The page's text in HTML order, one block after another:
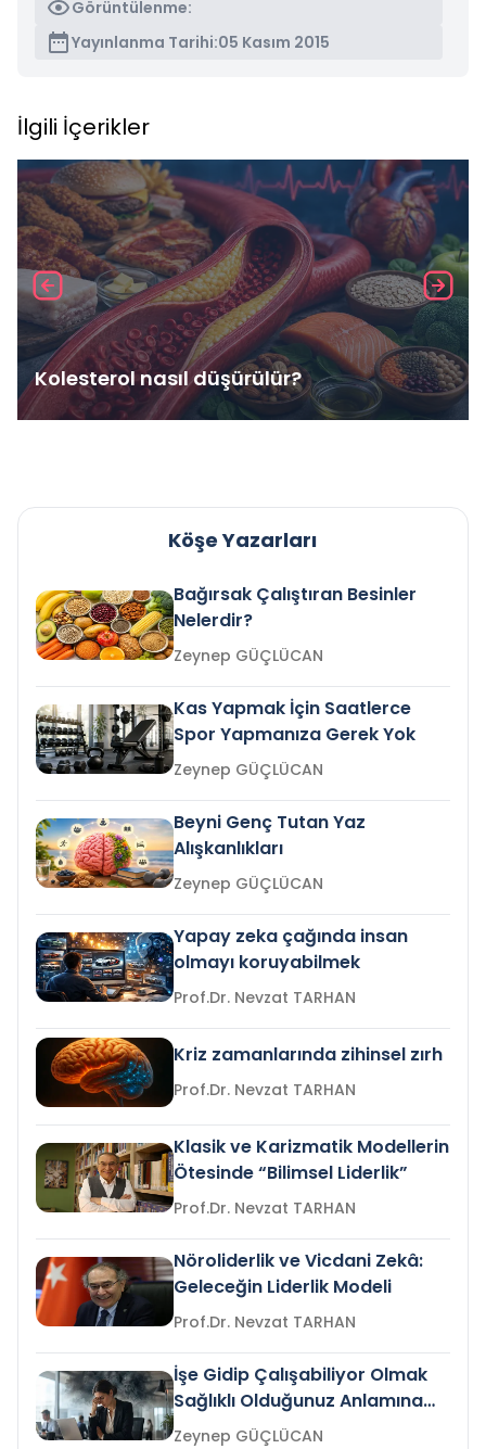
Görüntülenme:
Yayınlanma Tarihi:05 Kasım 2015
İlgili İçerikler
Kolesterol nasıl düşürülür?
Köşe Yazarları
Bağırsak Çalıştıran Besinler
Nelerdir?
Zeynep GÜÇLÜCAN
Kas Yapmak İçin Saatlerce
Spor Yapmanıza Gerek Yok
Zeynep GÜÇLÜCAN
Beyni Genç Tutan Yaz
Alışkanlıkları
Zeynep GÜÇLÜCAN
Yapay zeka çağında insan
olmayı koruyabilmek
Prof.Dr. Nevzat TARHAN
Kriz zamanlarında zihinsel zırh
Prof.Dr. Nevzat TARHAN
Klasik ve Karizmatik Modellerin
Ötesinde “Bilimsel Liderlik”
Prof.Dr. Nevzat TARHAN
Nöroliderlik ve Vicdani Zekâ:
Geleceğin Liderlik Modeli
Prof.Dr. Nevzat TARHAN
İşe Gidip Çalışabiliyor Olmak
Sağlıklı Olduğunuz Anlamına
Gelir mi?Zeynep GÜÇLÜCAN